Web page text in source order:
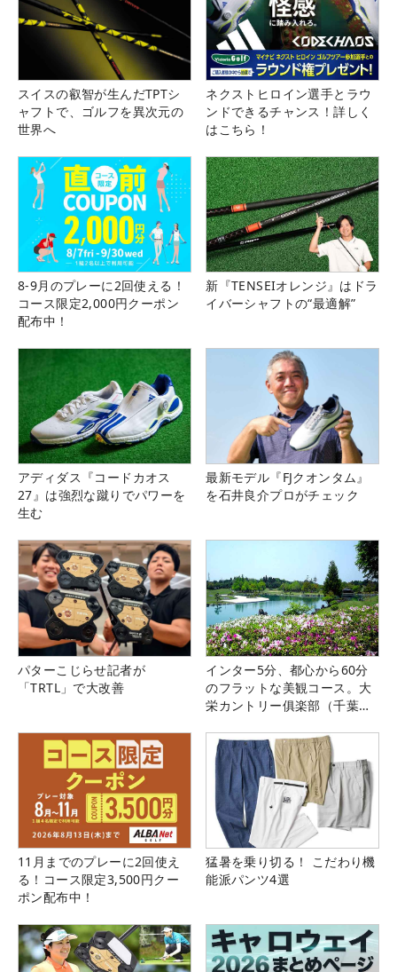
スイスの叡智が生んだTPTシ
ャフトで、ゴルフを異次元の
世界へ
ネクストヒロイン選手とラウ
ンドできるチャンス！詳しく
はこちら！
8-9月のプレーに2回使える！
コース限定2,000円クーポン
配布中！
新『TENSEIオレンジ』はドラ
イバーシャフトの“最適解”
アディダス『コードカオス
27』は強烈な蹴りでパワーを
生む
最新モデル『FJクオンタム』
を石井良介プロがチェック
パターこじらせ記者が
「TRTL」で大改善
インター5分、都心から60分
のフラットな美観コース。大
栄カントリー俱楽部（千葉
11月までのプレーに2回使え
る！コース限定3,500円クー
ポン配布中！
猛暑を乗り切る！ こだわり機
能派パンツ4選